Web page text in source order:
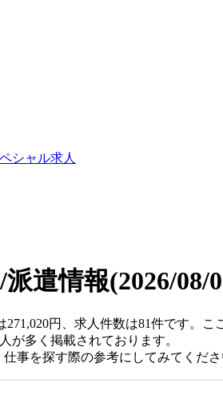
シャル求人
遣情報(2026/08/
円、求人件数は81件です。
が多く掲載されております。
事を探す際の参考にしてみてくだ